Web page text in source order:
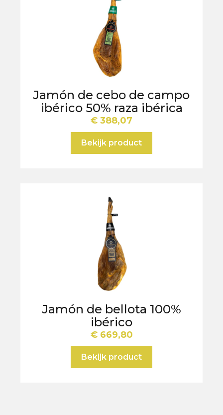
Jamón de cebo de campo
ibérico 50% raza ibérica
€ 388,07
Bekijk product
Jamón de bellota 100%
ibérico
€669,80
Bekijk product